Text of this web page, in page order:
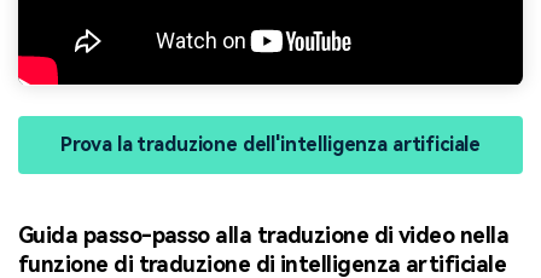
Prova la traduzione dell'intelligenza artificiale
Guida passo-passo alla traduzione di video nella
funzione di traduzione di intelligenza artificiale